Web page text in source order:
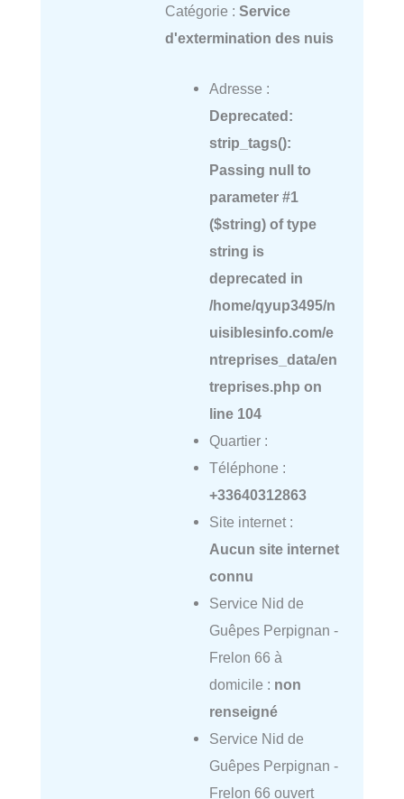
Catégorie : Service
d'extermination des nuis
Adresse :
Deprecated:
strip_tags():
Passing null to
parameter #1
($string) of type
string is
deprecated in
/home/qyup3495/n
uisiblesinfo.com/e
ntreprises_data/en
treprises.php on
line 104
Quartier :
Téléphone :
+33640312863
Site internet :
Aucun site internet
connu
Service Nid de
Guêpes Perpignan -
Frelon 66 à
domicile : non
renseigné
Service Nid de
Guêpes Perpignan -
Frelon 66 ouvert